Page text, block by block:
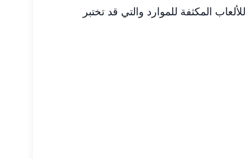
المكثفة للموارد والتي قد تختبر